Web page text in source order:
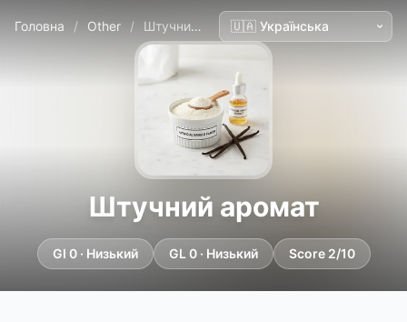
Головна / Other / Штучний аромат
Штучний аромат
GI 0 · Низький GL 0 · Низький Score 2/10